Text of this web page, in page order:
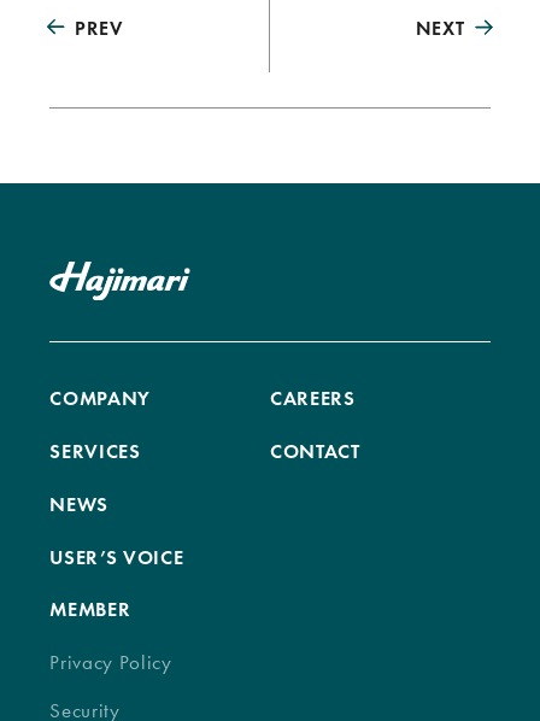
PREV NEXT
COMPANY
SERVICES
NEWS
USER’S VOICE
MEMBER
CAREERS
CONTACT
Privacy Policy
Security